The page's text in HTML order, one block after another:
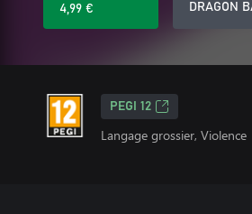
4,99 €
DRAGON
PEGI 12
Langage grossier, Violence